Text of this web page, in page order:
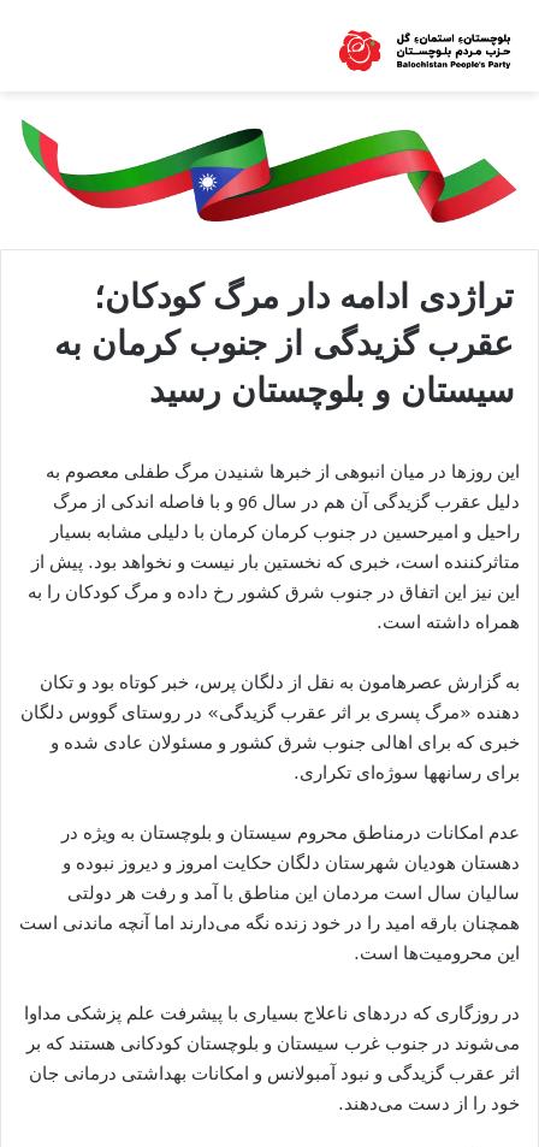
تراژدی ادامه دار مرگ کودکان؛
عقرب گزیدگی از جنوب کرمان به
سیستان و بلوچستان رسید
این روزها در میان انبوهی از خبرها شنیدن مرگ طفلی معصوم به
دلیل عقرب گزیدگی آن هم در سال 96 و با فاصله اندکی از مرگ
راحیل و امیرحسین در جنوب کرمان کرمان با دلیلی مشابه بسیار
متاثرکننده است، خبری که نخستین بار نیست و نخواهد بود. پیش از
این نیز این اتفاق در جنوب شرق کشور رخ داده و مرگ کودکان را به
همراه داشته است.
به گزارش عصرهامون به نقل از دلگان پرس، خبر کوتاه بود و تکان
دهنده «مرگ پسری بر اثر عقرب گزیدگی» در روستای گووس دلگان
خبری که برای اهالی جنوب شرق کشور و مسئولان عادی شده و
برای رسانه‎ها سوژه‌ای تکراری.
عدم امکانات درمناطق محروم سیستان و بلوچستان به ویژه در
دهستان هودیان شهرستان دلگان حکایت امروز و دیروز نبوده و
سالیان سال است مردمان این مناطق با آمد و رفت هر دولتی
همچنان بارقه امید را در خود زنده نگه می‌دارند اما آنچه ماندنی است
این محرومیت‌‌ها است.
در روزگاری که دردهای ناعلاج بسیاری با پیشرفت علم پزشکی مداوا
می‌شوند در جنوب غرب سیستان و بلوچستان کودکانی هستند که بر
اثر عقرب گزیدگی و نبود آمبولانس و امکانات بهداشتی درمانی جان
خود را از دست می‌دهند.